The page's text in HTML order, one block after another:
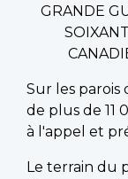
GRANDE
Sur les parois
de plus de 11
à l'appel et
Le terrain du